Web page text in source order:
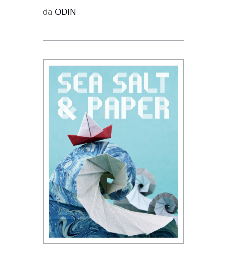
da ODIN